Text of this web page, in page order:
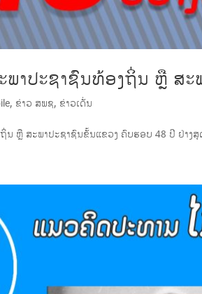
ພາປະຊາຊົນທ້ອງຖິ່ນ ຫຼື ສ
, ຂ່າວ ສພຊ, ຂ່າວເດັ່ນ
ນ ຫຼື ສະພາປະຊາຊົນຂັ້ນແຂວງ ຄົບຮອບ 48 ປີ ຢ່າງສຸ